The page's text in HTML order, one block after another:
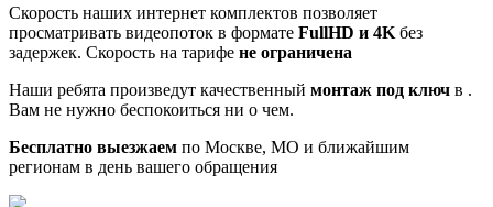
Скорость наших интернет комплектов позволяет
просматривать видеопоток в формате FullHD и 4K без
задержек. Скорость на тарифе не ограничена
Наши ребята произведут качественный монтаж под ключ в .
Вам не нужно беспокоиться ни о чем.
Бесплатно выезжаем по Москве, МО и ближайшим
регионам в день вашего обращения